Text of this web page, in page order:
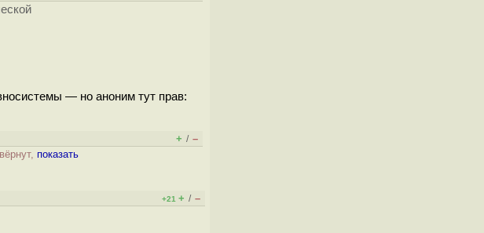
— но аноним тут прав:
+ / –
показать
+21 + / –